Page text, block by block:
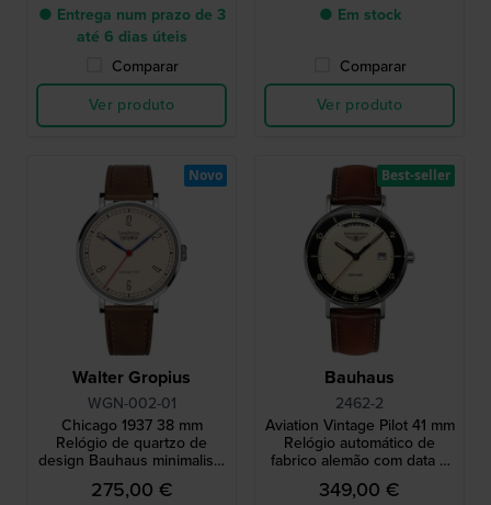
● Entrega num prazo de 3
até 6 dias úteis
Comparar
Ver produto
● Em stock
Comparar
Ver produto
Walter Gropius
WGN-002-01
Chicago 1937 38 mm
Relógio de quartzo de
design Bauhaus minimalista
de fabrico alemão
275,00 €
Novo
Bauhaus
2462-2
Aviation Vintage Pilot 41 mm
Relógio automático de
fabrico alemão com data e
dia grande
349,00 €
Best-seller